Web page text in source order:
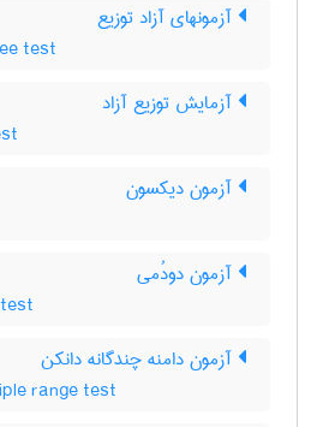
آزمونهای آزاد توزیع
test
آزمایش توزیع آزاد
آزمون دیکسون
آزمون دودُمی
آزمون دامنه چندگانه دانکن
range test